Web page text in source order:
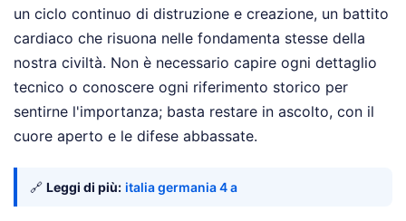
un ciclo continuo di distruzione e creazione, un battito
cardiaco che risuona nelle fondamenta stesse della
nostra civiltà. Non è necessario capire ogni dettaglio
tecnico o conoscere ogni riferimento storico per
sentirne l'importanza; basta restare in ascolto, con il
cuore aperto e le difese abbassate.
🔗 Leggi di più: italia germania 4 a